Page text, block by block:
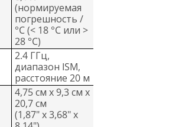
(нормируемая
погрешность /
°C (< 18 °C или >
28 °C)
2.4 ГГц,
диапазон ISM,
расстояние 20 м
4,75 см x 9,3 см x
20,7 см
(1,87" x 3,68" x